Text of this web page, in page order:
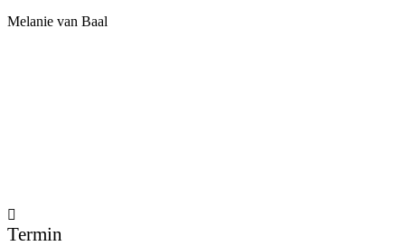
Melanie van Baal
Termin